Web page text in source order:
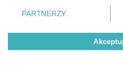
Żaden utwór zamieszczony w serwisie
rozpowszechniany lub dalej
tym także elektroniczny lub
Internecie bez pisemnej zgody
wykorzystanie utworów w całości lub w
zmienić/wycofać klikając
znajdujący się w lewym dolnym
rodzaje przetwarzania danych
użytkownika, ale masz prawo
przetwarzaniu. Preferencje będą
PARTNERZY